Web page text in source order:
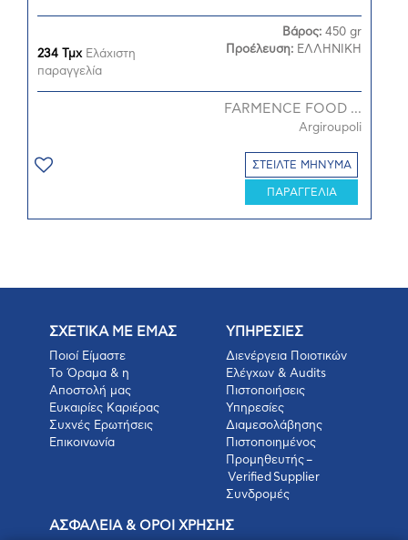
234 ΤμχΕλάχιστη
παραγγελία
Βάρος: 450 gr
Προέλευση: ΕΛΛΗΝΙΚΗ
FARMENCE FOOD ...
Argiroupoli
ΣΤΕΙΛΤΕ ΜΗΝΥΜΑ
ΠΑΡΑΓΓΕΛΙΑ
ΣΧΕΤΙΚΑ ΜΕ ΕΜΑΣ
Ποιοί Είμαστε
Το Όραμα & η
Αποστολή μας
Ευκαιρίες Καριέρας
Συχνές Ερωτήσεις
Επικοινωνία
ΥΠΗΡΕΣΙΕΣ
Διενέργεια Ποιοτικών
Ελέγχων & Audits
Πιστοποιήσεις
Υπηρεσίες
Διαμεσολάβησης
Πιστοποιημένος
Προμηθευτής –
Verified Supplier
Συνδρομές
ΑΣΦΑΛΕΙΑ & ΟΡΟΙ ΧΡΗΣΗΣ